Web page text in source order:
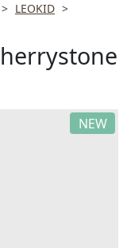
Регистрация
LEOKID
NEW